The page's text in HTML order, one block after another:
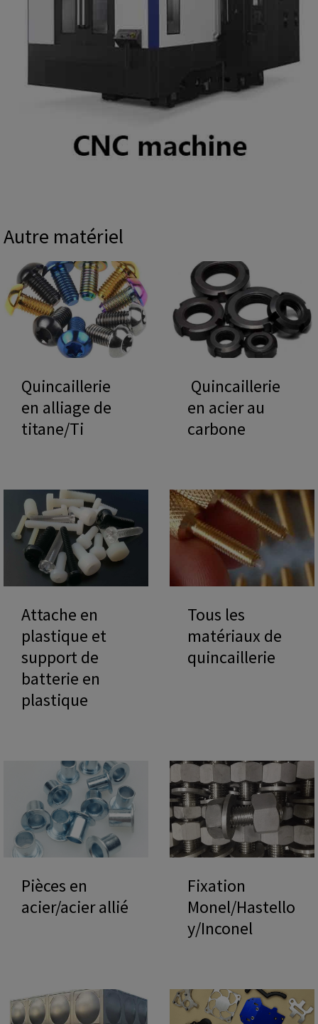
Autre matériel
Quincaillerie
en alliage de
titane/Ti
Quincaillerie
en acier au
carbone
Attache en
plastique et
support de
batterie en
plastique
Tous les
matériaux de
quincaillerie
Pièces en
acier/acier allié
Fixation
Monel/Hastello
y/Inconel